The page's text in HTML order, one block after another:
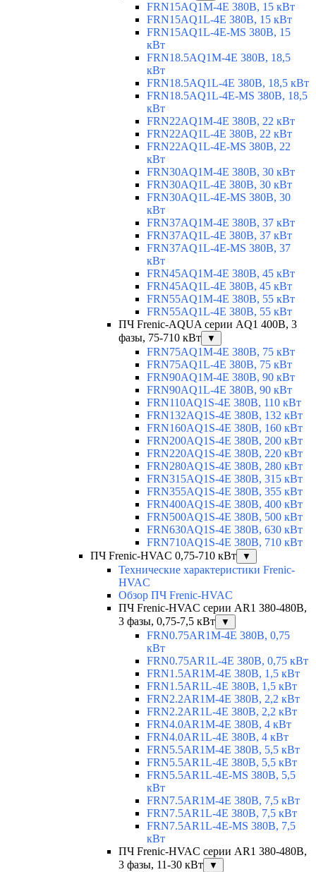
FRN15AQ1M-4E 380В, 15 кВт
FRN15AQ1L-4E 380В, 15 кВт
FRN15AQ1L-4E-MS 380В, 15
кВт
FRN18.5AQ1M-4E 380В, 18,5
кВт
FRN18.5AQ1L-4E 380В, 18,5 кВт
FRN18.5AQ1L-4E-MS 380В, 18,5
кВт
FRN22AQ1M-4E 380В, 22 кВт
FRN22AQ1L-4E 380В, 22 кВт
FRN22AQ1L-4E-MS 380В, 22
кВт
FRN30AQ1M-4E 380В, 30 кВт
FRN30AQ1L-4E 380В, 30 кВт
FRN30AQ1L-4E-MS 380В, 30
кВт
FRN37AQ1M-4E 380В, 37 кВт
FRN37AQ1L-4E 380В, 37 кВт
FRN37AQ1L-4E-MS 380В, 37
кВт
FRN45AQ1M-4E 380В, 45 кВт
FRN45AQ1L-4E 380В, 45 кВт
FRN55AQ1M-4E 380В, 55 кВт
FRN55AQ1L-4E 380В, 55 кВт
ПЧ Frenic-AQUA серии AQ1 400В, 3
фазы, 75-710 кВт
▼
FRN75AQ1M-4E 380В, 75 кВт
FRN75AQ1L-4E 380В, 75 кВт
FRN90AQ1M-4E 380В, 90 кВт
FRN90AQ1L-4E 380В, 90 кВт
FRN110AQ1S-4E 380В, 110 кВт
FRN132AQ1S-4E 380В, 132 кВт
FRN160AQ1S-4E 380В, 160 кВт
FRN200AQ1S-4E 380В, 200 кВт
FRN220AQ1S-4E 380В, 220 кВт
FRN280AQ1S-4E 380В, 280 кВт
FRN315AQ1S-4E 380В, 315 кВт
FRN355AQ1S-4E 380В, 355 кВт
FRN400AQ1S-4E 380В, 400 кВт
FRN500AQ1S-4E 380В, 500 кВт
FRN630AQ1S-4E 380В, 630 кВт
FRN710AQ1S-4E 380В, 710 кВт
ПЧ Frenic-HVAC 0,75-710 кВт
▼
Технические характеристики Frenic-
HVAC
Обзор ПЧ Frenic-HVAC
ПЧ Frenic-HVAC серии AR1 380-480В,
3 фазы, 0,75-7,5 кВт
▼
FRN0.75AR1M-4E 380В, 0,75
кВт
FRN0.75AR1L-4E 380В, 0,75 кВт
FRN1.5AR1M-4E 380В, 1,5 кВт
FRN1.5AR1L-4E 380В, 1,5 кВт
FRN2.2AR1M-4E 380В, 2,2 кВт
FRN2.2AR1L-4E 380В, 2,2 кВт
FRN4.0AR1M-4E 380В, 4 кВт
FRN4.0AR1L-4E 380В, 4 кВт
FRN5.5AR1M-4E 380В, 5,5 кВт
FRN5.5AR1L-4E 380В, 5,5 кВт
FRN5.5AR1L-4E-MS 380В, 5,5
кВт
FRN7.5AR1M-4E 380В, 7,5 кВт
FRN7.5AR1L-4E 380В, 7,5 кВт
FRN7.5AR1L-4E-MS 380В, 7,5
кВт
ПЧ Frenic-HVAC серии AR1 380-480В,
3 фазы, 11-30 кВт
▼